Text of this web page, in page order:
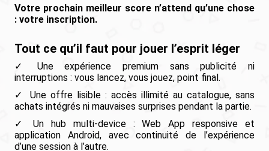
Votre prochain meilleur score n’attend qu’une chose
: votre inscription.
Tout ce qu’il faut pour jouer l’esprit léger
Une expérience premium sans publicité ni
interruptions : vous lancez, vous jouez, point final.
Une offre lisible : accès illimité au catalogue, sans
achats intégrés ni mauvaises surprises pendant la partie.
Un hub multi-device : Web App responsive et
application Android, avec continuité de l’expérience
d’une session à l’autre.